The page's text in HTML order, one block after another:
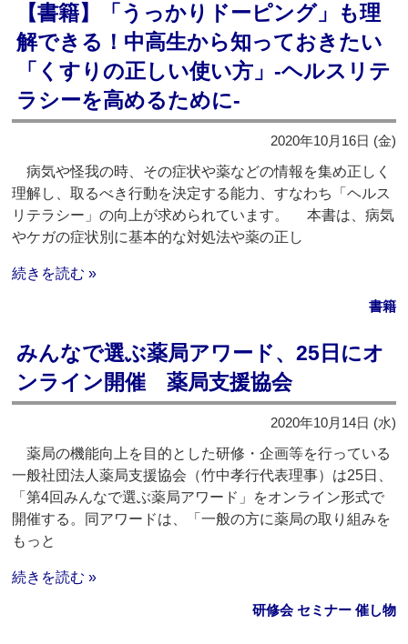
【書籍】「うっかりドーピング」も理
解できる！中高生から知っておきたい
「くすりの正しい使い方」‐ヘルスリテ
ラシーを高めるために‐
2020年10月16日 (金)
病気や怪我の時、その症状や薬などの情報を集め正しく
理解し、取るべき行動を決定する能力、すなわち「ヘルス
リテラシー」の向上が求められています。 本書は、病気
やケガの症状別に基本的な対処法や薬の正し
続きを読む »
書籍
みんなで選ぶ薬局アワード、25日にオ
ンライン開催 薬局支援協会
2020年10月14日 (水)
薬局の機能向上を目的とした研修・企画等を行っている
一般社団法人薬局支援協会（竹中孝行代表理事）は25日、
「第4回みんなで選ぶ薬局アワード」をオンライン形式で
開催する。同アワードは、「一般の方に薬局の取り組みを
もっと
続きを読む »
研修会 セミナー 催し物